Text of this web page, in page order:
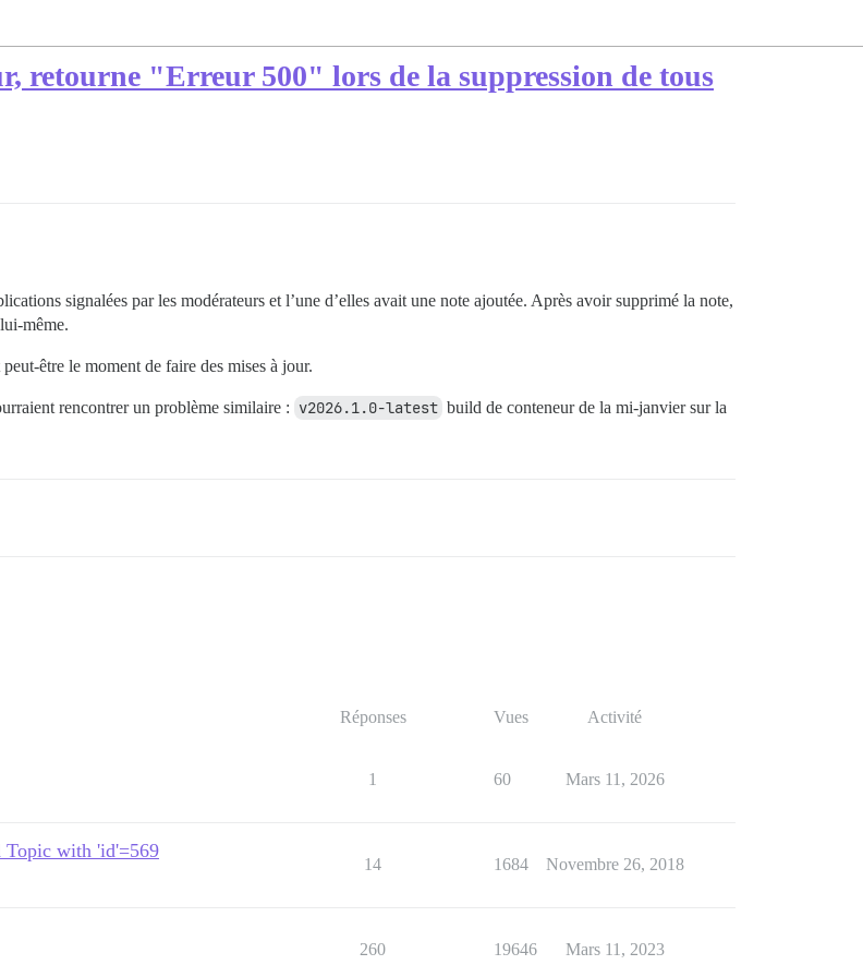
retourne "Erreur 500" lors de la suppression de tous
signalées par les modérateurs et l’une d’elles avait une note ajoutée. Après avoir supprimé la note,
même.
être le moment de faire des mises à jour.
rencontrer un problème similaire : v2026.1.0-latest build de conteneur de la mi-janvier sur la
Réponses Vues Activité
1 60 Mars 11, 2026
Topic with 'id'=569
14 1684 Novembre 26, 2018
260 19646 Mars 11, 2023